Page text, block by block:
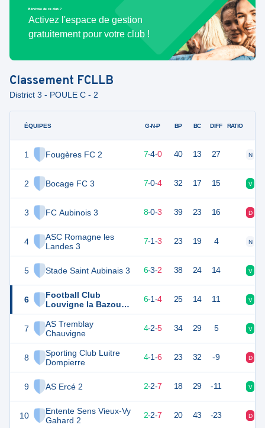
Bénévole de ce club ?
Activez l'espace de gestion
gratuitement pour votre club !
Classement FCLLB
District 3 - POULE C - 2
ÉQUIPES
1 Fougères FC 2
2 Bocage FC 3
3 FC Aubinois 3
4
ASC Romagne les
Landes 3
5 Stade Saint Aubinais 3
6
Football Club
Louvigne la Bazouge
2
7
AS Tremblay
Chauvigne
8
Sporting Club Luitre
Dompierre
9 AS Ercé 2
10
Entente Sens Vieux-Vy
Gahard 2
G-N-P BP BC DIFF RATIO
7-4-0 40 13 27 N
7-0-4 32 17 15 V
8-0-3 39 23 16 D
22 7-1-3 23 19 4 N
20 11 6-3-2 38 24 14 V
6-1-4 25 14 11 V
4-2-5 34 29 5 V
13 4-1-6 23 32 -9 D
2-2-7 18 29 -11 V
8 11 2-2-7 20 43 -23 D